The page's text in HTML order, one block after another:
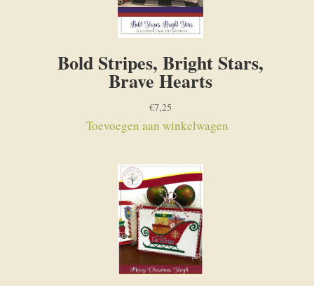
Bold Stripes, Bright Stars,
Brave Hearts
€7,25
Toevoegen aan winkelwagen